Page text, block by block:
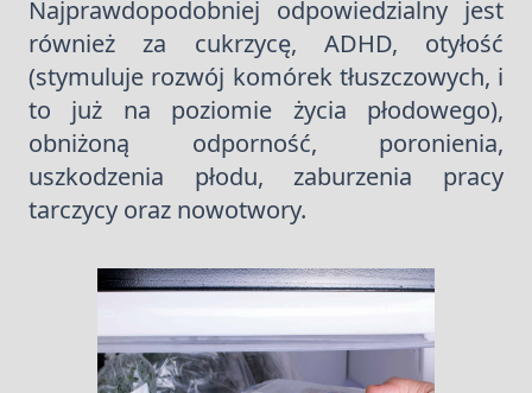
Najprawdopodobniej odpowiedzialny jest
również za cukrzycę, ADHD, otyłość
(stymuluje rozwój komórek tłuszczowych, i
to już na poziomie życia płodowego),
obniżoną odporność, poronienia,
uszkodzenia płodu, zaburzenia pracy
tarczycy oraz nowotwory.